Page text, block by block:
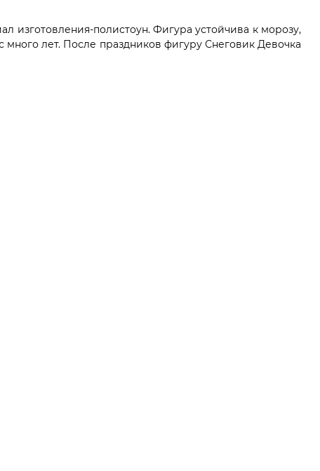
изготовления-полистоун. Фигура устойчива к морозу,
лет. После праздников фигуру Снеговик Девочка